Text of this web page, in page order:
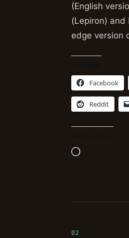
(English
(Lepiron) and
edge version
Facebook
Reddit
Cargando...